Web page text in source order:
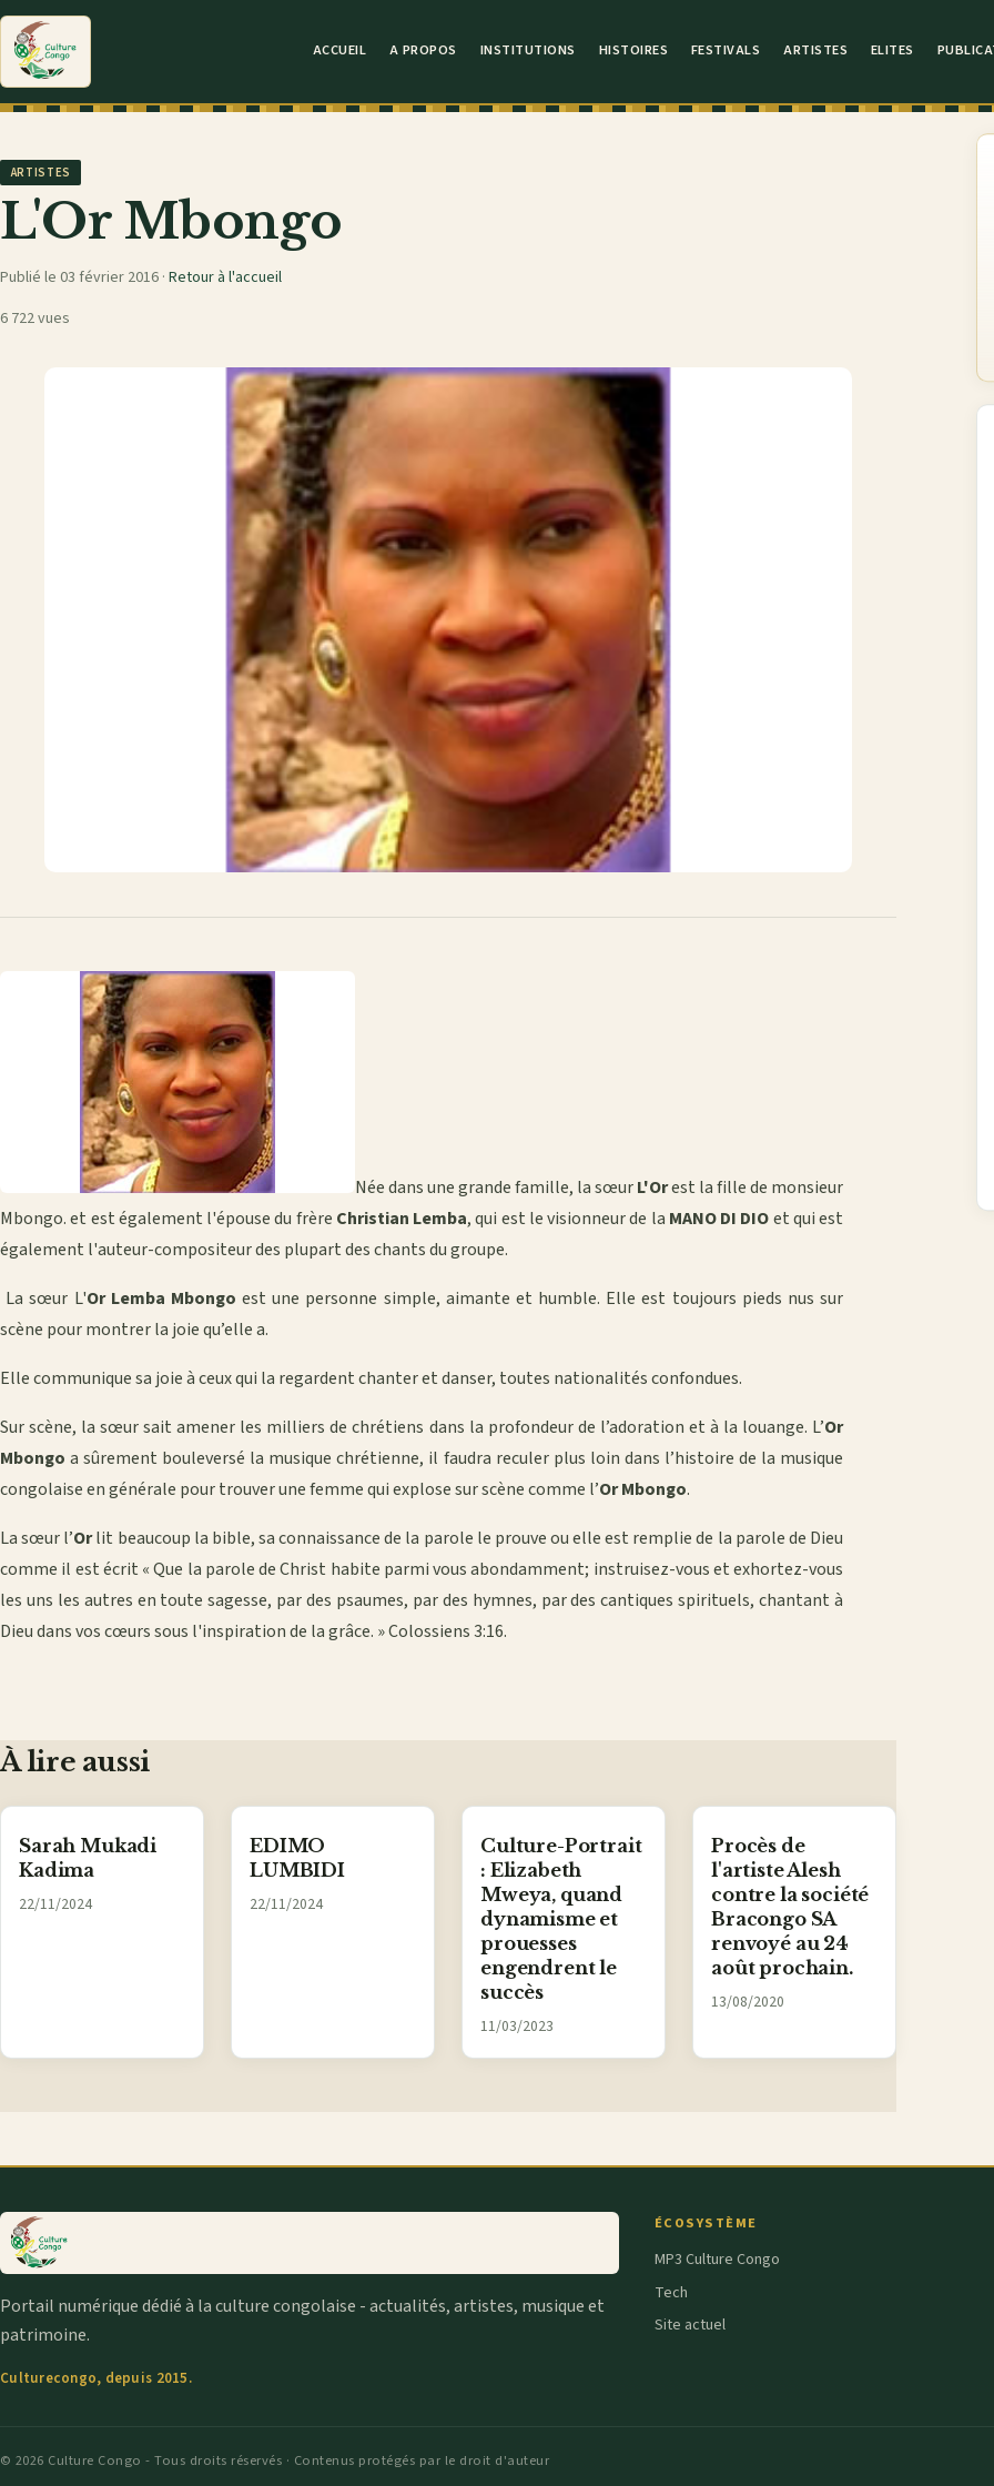
ACCUEIL A PROPOS INSTITUTIONS HISTOIRES FESTIVALS ARTISTES ELITES
ARTISTES
L'Or Mbongo
Publié le 03 février 2016 · Retour à l'accueil
6 722 vues
Née dans une grande famille, la sœurL'Orest la fille de monsieur
Mbongo. et est également l'épouse du frère Christian Lemba, qui est le visionneur de la MANO DI DIOet qui est
également l'auteur-compositeur des plupart des chants du groupe.
La sœur L'Or Lemba Mbongo est une personne simple, aimante et humble. Elle est toujours pieds nus sur
scène pour montrer la joie qu’elle a.
Elle communique sa joie à ceux qui la regardent chanter et danser, toutes nationalités confondues.
Sur scène, la sœur sait amener les milliers de chrétiens dans la profondeur de l’adoration et à la louange. L’Or
Mbongo a sûrement bouleversé la musique chrétienne, il faudra reculer plus loin dans l’histoire de la musique
congolaise en générale pour trouver une femme qui explose sur scène comme l’Or Mbongo.
La sœur l’Orlit beaucoup la bible, sa connaissance de la parole le prouve ou elle est remplie de la parole de Dieu
comme il est écrit « Que la parole de Christ habite parmi vous abondamment; instruisez-vous et exhortez-vous
les uns les autres en toute sagesse, par des psaumes, par des hymnes, par des cantiques spirituels, chantant à
Dieu dans vos cœurs sous l'inspiration de la grâce. » Colossiens 3:16.
À lire aussi
Sarah Mukadi
Kadima
22/11/2024
EDIMO
LUMBIDI
22/11/2024
Culture-Portrait
: Elizabeth
Mweya, quand
dynamisme et
prouesses
engendrent le
succès
11/03/2023
Procès de
l'artiste Alesh
contre la société
Bracongo SA
renvoyé au 24
août prochain.
13/08/2020
Portail numérique dédié à la culture congolaise - actualités, artistes, musique et
patrimoine.
Culturecongo, depuis 2015.
ÉCOSYSTÈME
MP3 Culture Congo
Tech
Site actuel
© 2026 Culture Congo - Tous droits réservés · Contenus protégés par le droit d'auteur